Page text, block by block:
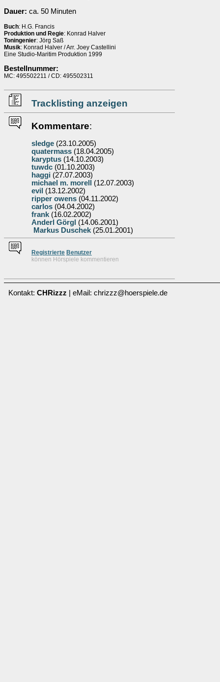
Dauer: ca. 50 Minuten
Buch: H.G. Francis
Produktion und Regie: Konrad Halver
Toningenier: Jörg Saß
Musik: Konrad Halver / Arr. Joey Castellini
Eine Studio-Maritim Produktion 1999
Bestellnummer:
MC: 495502211 / CD: 495502311
Tracklisting anzeigen
Kommentare:
sledge (23.10.2005)
quatermass (18.04.2005)
karyptus (14.10.2003)
tuwdc (01.10.2003)
haggi (27.07.2003)
michael m. morell
(12.07.2003)
evil (13.12.2002)
ripper owens (04.11.2002)
carlos (04.04.2002)
frank (16.02.2002)
Anderl Görgl (14.06.2001)
Markus Duschek (25.01.2001)
Registrierte Benutzer
können Hörspiele kommentieren
Kontakt: CHRizzz | eMail: chrizzz@hoerspiele.de